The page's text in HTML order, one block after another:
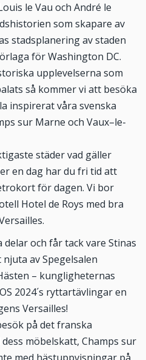
le Vau och André le
som skapare av
stadsplanering av staden
för Washington DC.
upplevelserna som
så kommer vi att besöka
inspirerat våra svenska
sur Marne och Vaux–le-
städer vad gäller
en dag har du fri tid att
för dagen. Vi bor
Hotel de Roys med bra
och får tack vare Stinas
av Spegelsalen
– kungligheternas
2024´s ryttartävlingar en
Versailles!
på det franska
möbelskatt, Champs sur